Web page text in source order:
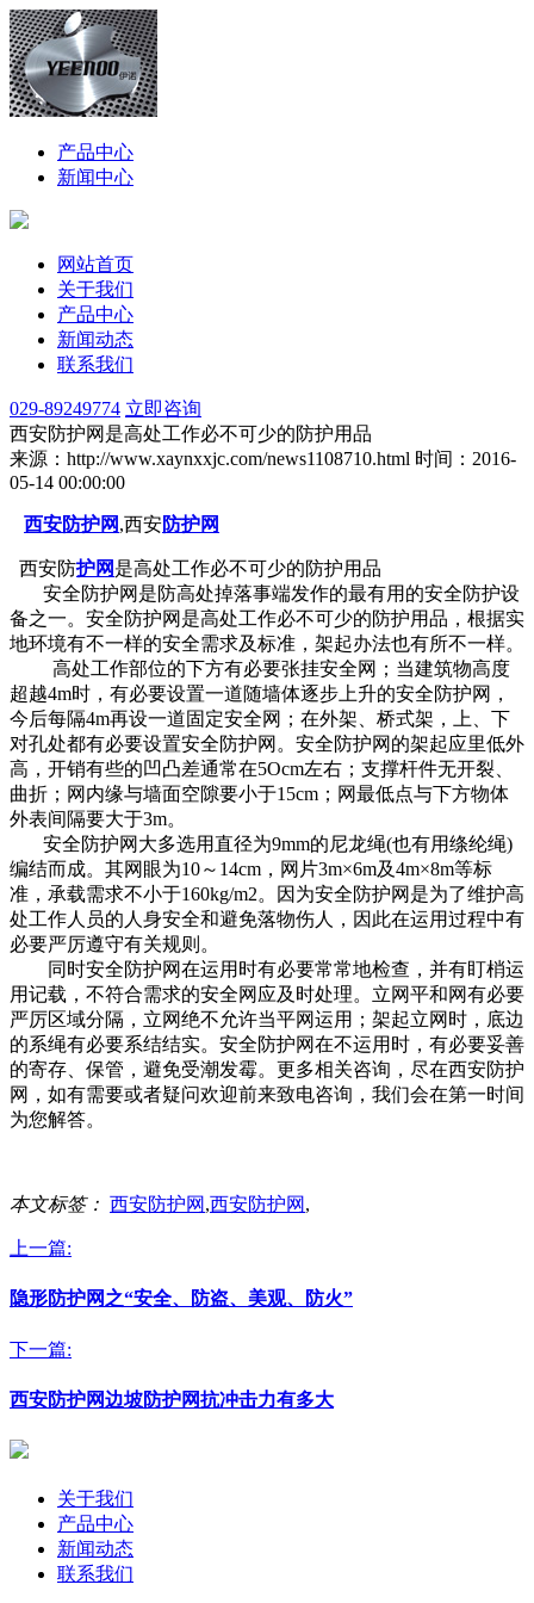
产品中心
新闻中心
网站首页
关于我们
产品中心
新闻动态
联系我们
029-89249774 立即咨询
西安防护网是高处工作必不可少的防护用品
来源：http://www.xaynxxjc.com/news1108710.html 时间：2016-
05-14 00:00:00
西安防护网,西安防护网
西安防护网是高处工作必不可少的防护用品
安全防护网是防高处掉落事端发作的最有用的安全防护设
备之一。安全防护网是高处工作必不可少的防护用品，根据实
地环境有不一样的安全需求及标准，架起办法也有所不一样。
高处工作部位的下方有必要张挂安全网；当建筑物高度
超越4m时，有必要设置一道随墙体逐步上升的安全防护网，
今后每隔4m再设一道固定安全网；在外架、桥式架，上、下
对孔处都有必要设置安全防护网。安全防护网的架起应里低外
高，开销有些的凹凸差通常在5Ocm左右；支撑杆件无开裂、
曲折；网内缘与墙面空隙要小于15cm；网最低点与下方物体
外表间隔要大于3m。
安全防护网大多选用直径为9mm的尼龙绳(也有用绦纶绳)
编结而成。其网眼为10～14cm，网片3m×6m及4m×8m等标
准，承载需求不小于160kg/m2。因为安全防护网是为了维护高
处工作人员的人身安全和避免落物伤人，因此在运用过程中有
必要严厉遵守有关规则。
同时安全防护网在运用时有必要常常地检查，并有盯梢运
用记载，不符合需求的安全网应及时处理。立网平和网有必要
严厉区域分隔，立网绝不允许当平网运用；架起立网时，底边
的系绳有必要系结结实。安全防护网在不运用时，有必要妥善
的寄存、保管，避免受潮发霉。更多相关咨询，尽在西安防护
网，如有需要或者疑问欢迎前来致电咨询，我们会在第一时间
为您解答。
本文标签： 西安防护网 ,西安防护网 ,
上一篇:
隐形防护网之“安全、防盗、美观、防火”
下一篇:
西安防护网边坡防护网抗冲击力有多大
关于我们
产品中心
新闻动态
联系我们